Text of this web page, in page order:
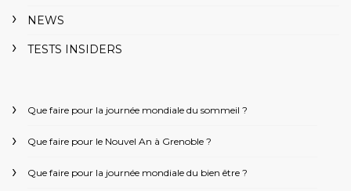
NEWS
TESTS INSIDERS
Que faire pour la journée mondiale du sommeil ?
Que faire pour le Nouvel An à Grenoble ?
Que faire pour la journée mondiale du bien être ?